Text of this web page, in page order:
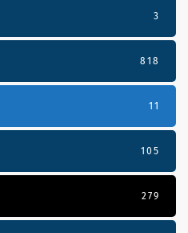
3
818
11
105
279